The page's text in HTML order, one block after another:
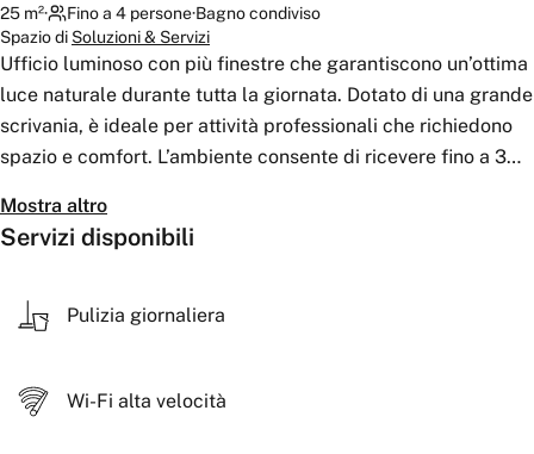
25 m²· Fino a 4 persone·Bagnocondiviso
Spazio di Soluzioni & Servizi
Ufficio luminoso con più finestre che garantiscono un’ottima
luce naturale durante tutta la giornata. Dotato di una grande
scrivania, è ideale per attività professionali che richiedono
spazio e comfort. L’ambiente consente di ricevere fino a 3
lavoro in presenza. Spazio funzionale, accogliente e adatto
a diverse esigenze lavorative.
Mostra altro
Servizi disponibili
Pulizia giornaliera
Wi-Fi alta velocità